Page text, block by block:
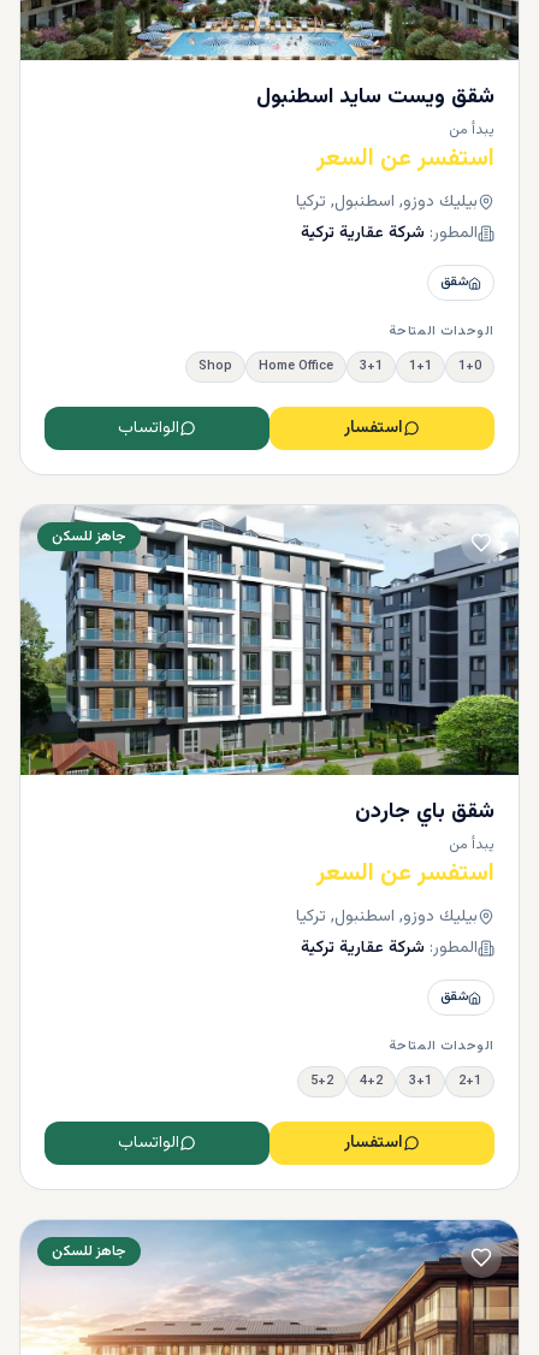
شقق ويست سايد اسطنبول
يبدأ من
استفسر عن السعر
بيليك دوزو, اسطنبول, تركيا
المطور: شركة عقارية تركية
شقق
الوحدات المتاحة
1+0
1+1
3+1
Home Office
Shop
استفسار الواتساب
جاهز للسكن
شقق باي جاردن
يبدأ من
استفسر عن السعر
بيليك دوزو, اسطنبول, تركيا
المطور: شركة عقارية تركية
شقق
الوحدات المتاحة
2+1
3+1
4+2
5+2
استفسار الواتساب
جاهز للسكن